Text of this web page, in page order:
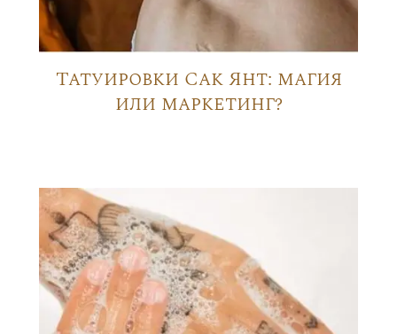
Татуировки Сак Янт: магия
или маркетинг?